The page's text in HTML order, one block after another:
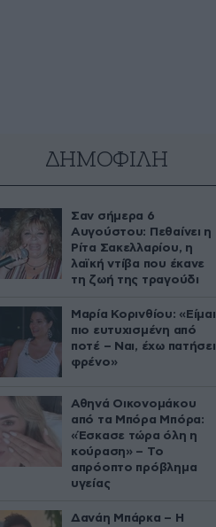
ΔΗΜΟΦΙΛΗ
Σαν σήμερα 6
Αυγούστου: Πεθαίνει η
Ρίτα Σακελλαρίου, η
λαϊκή ντίβα που έκανε
τη ζωή της τραγούδι
Μαρία Κορινθίου: «Είμαι
πιο ευτυχισμένη από
ποτέ – Ναι, έχω πατήσει
φρένο»
Αθηνά Οικονομάκου
από τα Μπόρα Μπόρα:
«Έσκασε τώρα όλη η
κούραση» – Το
απρόοπτο πρόβλημα
υγείας
Δανάη Μπάρκα – Η